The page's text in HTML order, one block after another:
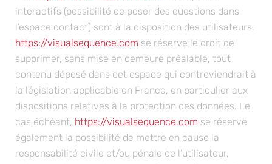
interactifs (possibilité de poser des questions dans
l’espace contact) sont à la disposition des utilisateurs.
https://visualsequence.com se réserve le droit de
supprimer, sans mise en demeure préalable, tout
contenu déposé dans cet espace qui contreviendrait à
la législation applicable en France, en particulier aux
dispositions relatives à la protection des données. Le
cas échéant, https://visualsequence.com se réserve
également la possibilité de mettre en cause la
responsabilité civile et/ou pénale de l’utilisateur,